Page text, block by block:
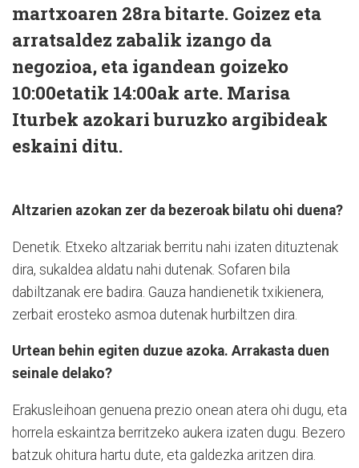
martxoaren 28ra bitarte. Goizez eta
arratsaldez zabalik izango da
negozioa, eta igandean goizeko
10:00etatik 14:00ak arte. Marisa
Iturbek azokari buruzko argibideak
eskaini ditu.
Altzarien azokan zer da bezeroak bilatu ohi duena?
Denetik. Etxeko altzariak berritu nahi izaten dituztenak
dira, sukaldea aldatu nahi dutenak. Sofaren bila
dabiltzanak ere badira. Gauza handienetik txikienera,
zerbait erosteko asmoa dutenak hurbiltzen dira.
Urtean behin egiten duzue azoka. Arrakasta duen
seinale delako?
Erakusleihoan genuena prezio onean atera ohi dugu, eta
horrela eskaintza berritzeko aukera izaten dugu. Bezero
batzuk ohitura hartu dute, eta galdezka aritzen dira.